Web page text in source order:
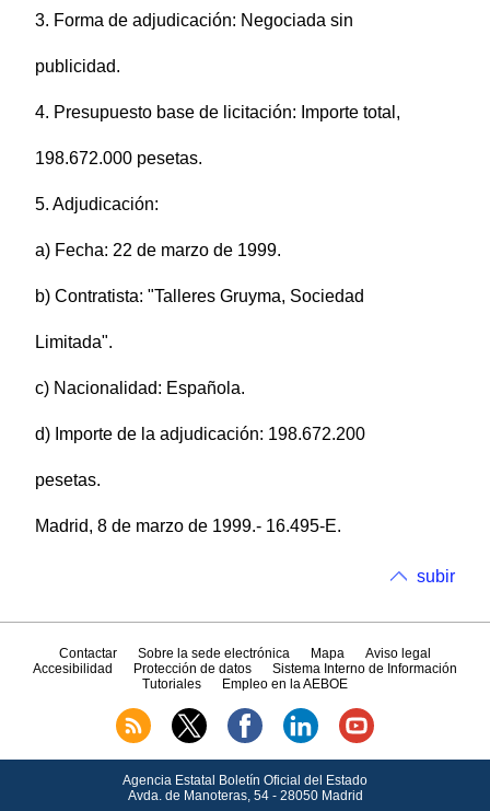
3. Forma de adjudicación: Negociada sin
publicidad.
4. Presupuesto base de licitación: Importe total,
198.672.000 pesetas.
5. Adjudicación:
a) Fecha: 22 de marzo de 1999.
b) Contratista: "Talleres Gruyma, Sociedad
Limitada".
c) Nacionalidad: Española.
d) Importe de la adjudicación: 198.672.200
pesetas.
Madrid, 8 de marzo de 1999.- 16.495-E.
subir
Contactar Sobre la sede electrónica Mapa
Aviso legal
Accesibilidad
Protección de datos
Sistema Interno de Información
Tutoriales
Empleo en la AEBOE
Agencia Estatal Boletín Oficial del Estado
Avda. de Manoteras, 54 - 28050 Madrid